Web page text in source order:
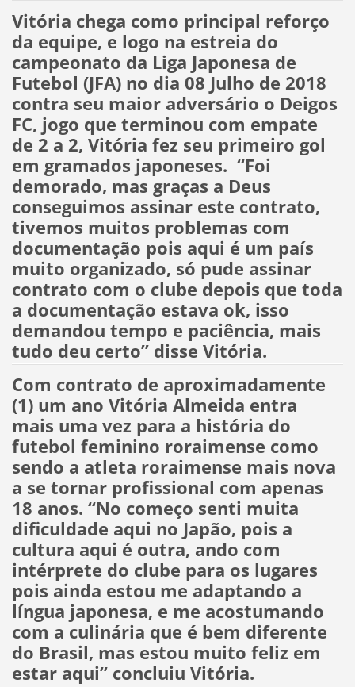
Vitória chega como principal reforço
da equipe, e logo na estreia do
campeonato da Liga Japonesa de
Futebol (JFA) no dia 08 Julho de 2018
contra seu maior adversário o Deigos
FC, jogo que terminou com empate
de 2 a 2, Vitória fez seu primeiro gol
em gramados japoneses. “Foi
demorado, mas graças a Deus
conseguimos assinar este contrato,
tivemos muitos problemas com
documentação pois aqui é um país
muito organizado, só pude assinar
contrato com o clube depois que toda
a documentação estava ok, isso
demandou tempo e paciência, mais
tudo deu certo” disse Vitória.
Com contrato de aproximadamente
(1) um ano Vitória Almeida entra
mais uma vez para a história do
futebol feminino roraimense como
sendo a atleta roraimense mais nova
a se tornar profissional com apenas
18 anos. “No começo senti muita
dificuldade aqui no Japão, pois a
cultura aqui é outra, ando com
intérprete do clube para os lugares
pois ainda estou me adaptando a
língua japonesa, e me acostumando
com a culinária que é bem diferente
do Brasil, mas estou muito feliz em
estar aqui” concluiu Vitória.